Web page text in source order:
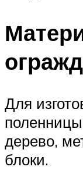
Для
дерево,
блоки.